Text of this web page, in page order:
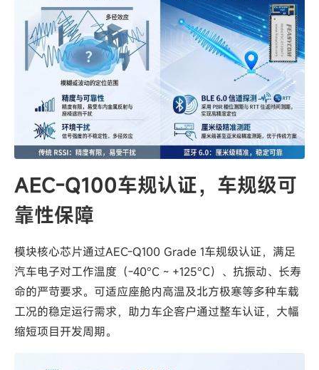
AEC-Q100车规认证，车规级可
靠性保障
模块核心芯片通过AEC-Q100 Grade 1车规级认证，满足
汽车电子对工作温度（-40°C ~ +125°C）、抗振动、长寿
命的严苛要求。可适应座舱内高温及北方极寒等多种车载
工况的稳定运行需求，助力车企客户通过整车认证，大幅
缩短项目开发周期。